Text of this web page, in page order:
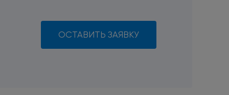
ОСТАВИТЬ ЗАЯВКУ